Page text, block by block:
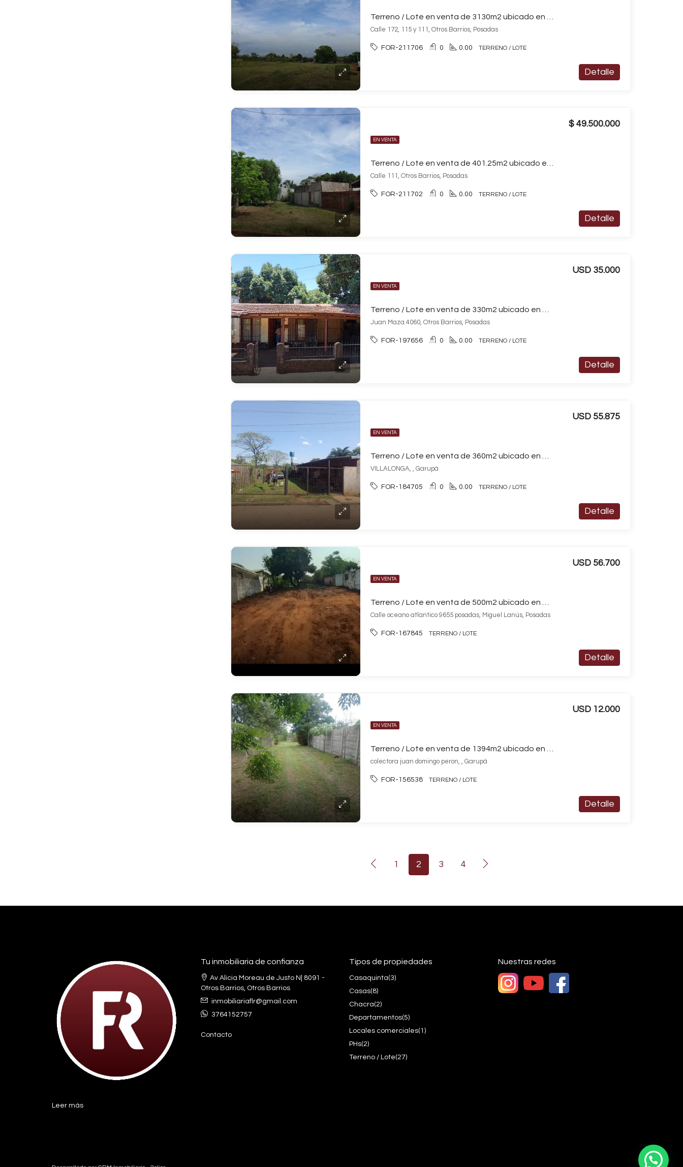
Calle 172, 115 y 111, Otros Barrios, Posadas
FOR-211706 0 0.00 TERRENO / LOTE
Detalle
EN VENTA
$ 49.500.000
Calle 111, Otros Barrios, Posadas
FOR-211702 0 0.00 TERRENO / LOTE
Detalle
EN VENTA
USD 35.000
Juan Maza 4060, Otros Barrios, Posadas
FOR-197656 0 0.00 TERRENO / LOTE
Detalle
EN VENTA
USD 55.875
VILLALONGA, , Garupá
FOR-184705 0 0.00 TERRENO / LOTE
Detalle
EN VENTA
USD 56.700
Calle oceano atlantico 9655 posadas, Miguel Lanús, Posadas
FOR-167845 TERRENO / LOTE
Detalle
EN VENTA
USD 12.000
colectora juan domingo peron, , Garupá
FOR-156538 TERRENO / LOTE
Detalle
1 2 3 4
Leer más
Tu inmobiliaria de confianza
Av Alicia Moreau de Justo N| 8091 -
Otros Barrios, Otros Barrios
inmobiliariaflr@gmail.com
3764152757
Contacto
Tipos de propiedades
Casaquinta(3)
Casas(8)
Chacra(2)
Departamentos(5)
Locales comerciales(1)
PHs(2)
Terreno / Lote(27)
Nuestras redes